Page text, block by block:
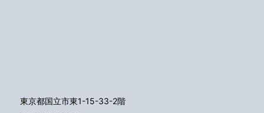
東京都国立市東1-15-33-2階